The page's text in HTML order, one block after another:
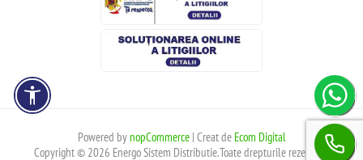
Powered bynopCommerce| Creat de Ecom Digital
Copyright © 2026 Energo Sistem Distributie.Toate drepturile rezervate.